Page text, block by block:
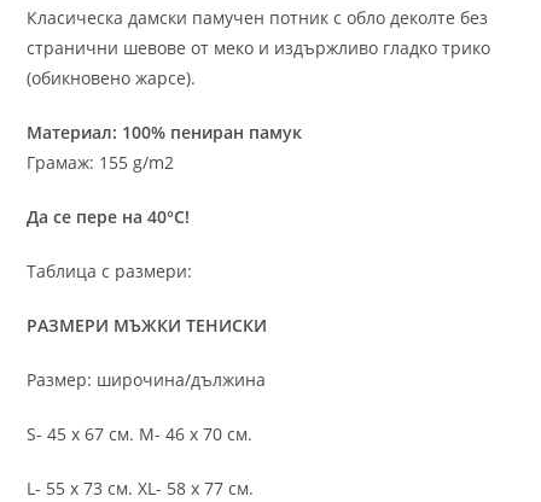
Класическа дамски памучен потник с обло деколте без
странични шевове от меко и издържливо гладко трико
(обикновено жарсе).
Материал: 100% пениран памук
Грамаж: 155 g/m2
Да се пере на 40°C!
Таблица с размери:
РАЗМЕРИ МЪЖКИ ТЕНИСКИ
Размер: широчина/дължина
S- 45 х 67 см. M- 46 х 70 см.
L- 55 х 73 см. XL- 58 х 77 см.